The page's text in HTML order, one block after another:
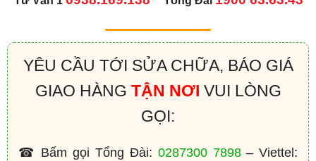
YÊU CẦU TỚI SỬA CHỮA, BÁO GIÁ
GIAO HÀNG TẬN NƠI VUI LÒNG
GỌI:
☎ Bấm gọi Tổng Đài: 0287300 7898– Viettel: